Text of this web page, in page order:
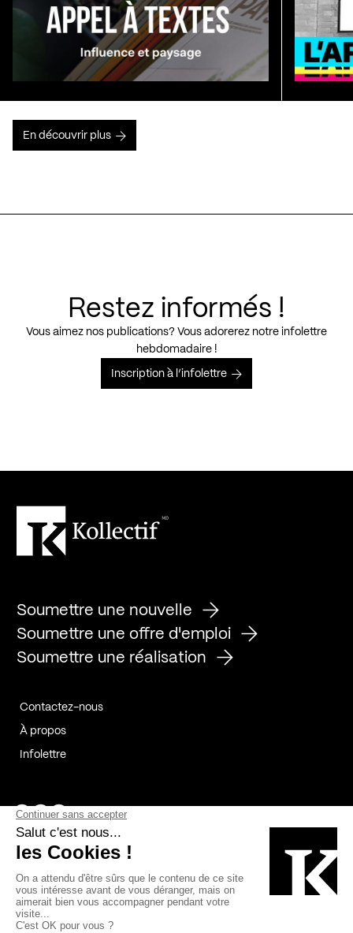
En découvrir plus
Restez informés !
Vous aimez nos publications? Vous adorerez notre infolettre
hebdomadaire !
Inscription à l’infolettre
Soumettre une nouvelle
Soumettre une offre d'emploi
Soumettre une réalisation
Contactez-nous
À propos
Infolettre
Page Facebook de Kollectif
Page Instagram de Kollectif
Page Linkedin de Kollectif